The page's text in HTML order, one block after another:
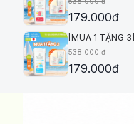
179.000đ
[MUA 1 TẶNG
538.000đ
179.000đ